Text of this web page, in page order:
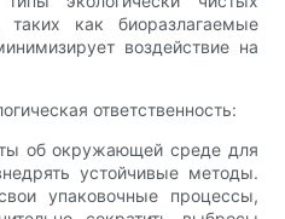
таких как биоразлагаемые
воздействие на
ответственность:
об окружающей среде для
устойчивые методы.
упаковочные процессы,